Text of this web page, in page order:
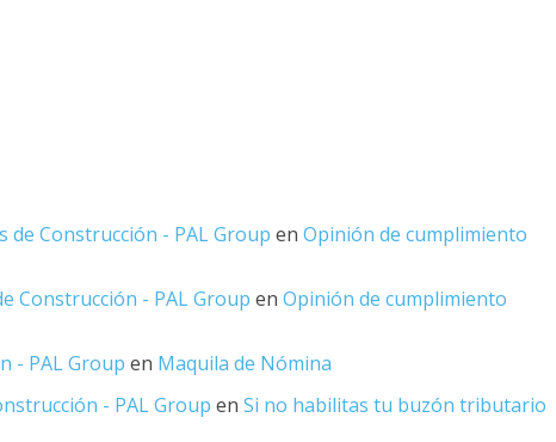
de Construcción - PAL Group en Opinión de cumplimiento
Construcción - PAL Group en Opinión de cumplimiento
- PAL Group en Maquila de Nómina
- PAL Group en Si no habilitas tu buzón tributario